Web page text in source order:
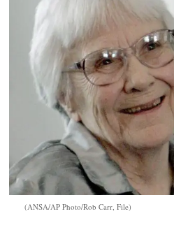
(ANSA/AP Photo/Rob Carr, File)